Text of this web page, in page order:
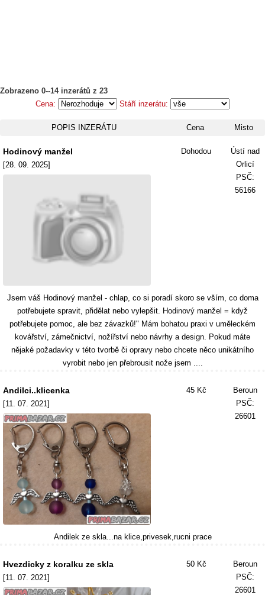
Zobrazeno 0--14 inzerátů z 23
Cena:
Stáří inzerátu:
POPIS INZERÁTU Cena Misto
Hodinový manžel
[28. 09. 2025]
Dohodou
Ústí nad
Orlicí
PSČ:
56166
Jsem váš Hodinový manžel - chlap, co si poradí skoro se vším, co doma
potřebujete spravit, přidělat nebo vylepšit. Hodinový manžel = když
potřebujete pomoc, ale bez závazků!" Mám bohatou praxi v uměleckém
kovářství, zámečnictví, nožířství nebo návrhy a design. Pokud máte
nějaké požadavky v této tvorbě či opravy nebo chcete něco unikátního
vyrobit nebo jen přebrousit nože jsem ....
Andilci..klicenka
[11. 07. 2021]
45 Kč
Beroun
PSČ:
26601
Andilek ze skla...na klice,privesek,rucni prace
Hvezdicky z koralku ze skla
[11. 07. 2021]
50 Kč
Beroun
PSČ:
26601